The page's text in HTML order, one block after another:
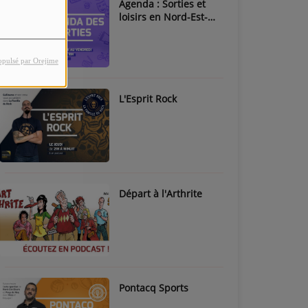
par Orejime
Agenda : Sorties et
loisirs en Nord-Est-
L'Esprit Rock
Départ à l'Arthrite
Pontacq Sports